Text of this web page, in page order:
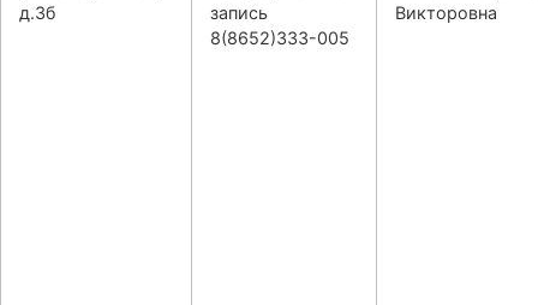
д.3б
запись
8(8652)333-005
Викторовна